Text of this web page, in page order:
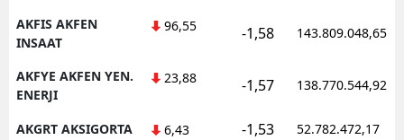
AKFIS AKFEN
INSAAT
96,55 -1,58 143.809.048,65
AKFYE AKFEN YEN.
ENERJI
23,88 -1,57 138.770.544,92
AKGRT AKSIGORTA 6,43 -1,53 52.782.472,17